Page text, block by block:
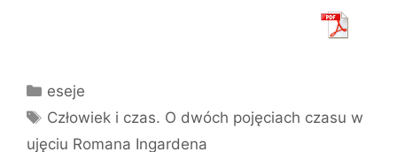
Kategorie
eseje
Tagi
Człowiek i czas. O dwóch pojęciach czasu w
ujęciu Romana Ingardena